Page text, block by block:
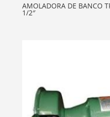
AMOLADORA DE BANCO
1/2″